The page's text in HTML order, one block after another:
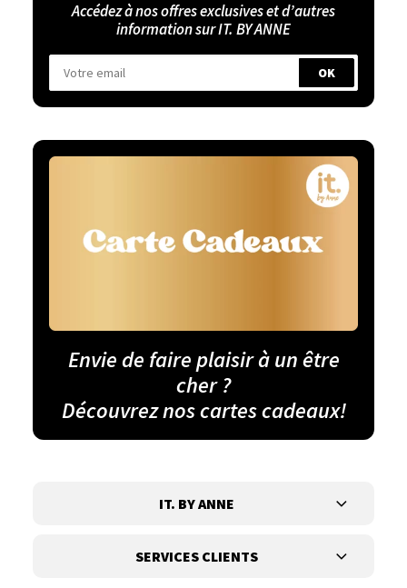
Accédez à nos offres exclusives et d’autres
information sur IT. BY ANNE
Envie de faire plaisir à un être
cher ?
Découvrez nos cartes cadeaux!
IT. BY ANNE
SERVICES CLIENTS